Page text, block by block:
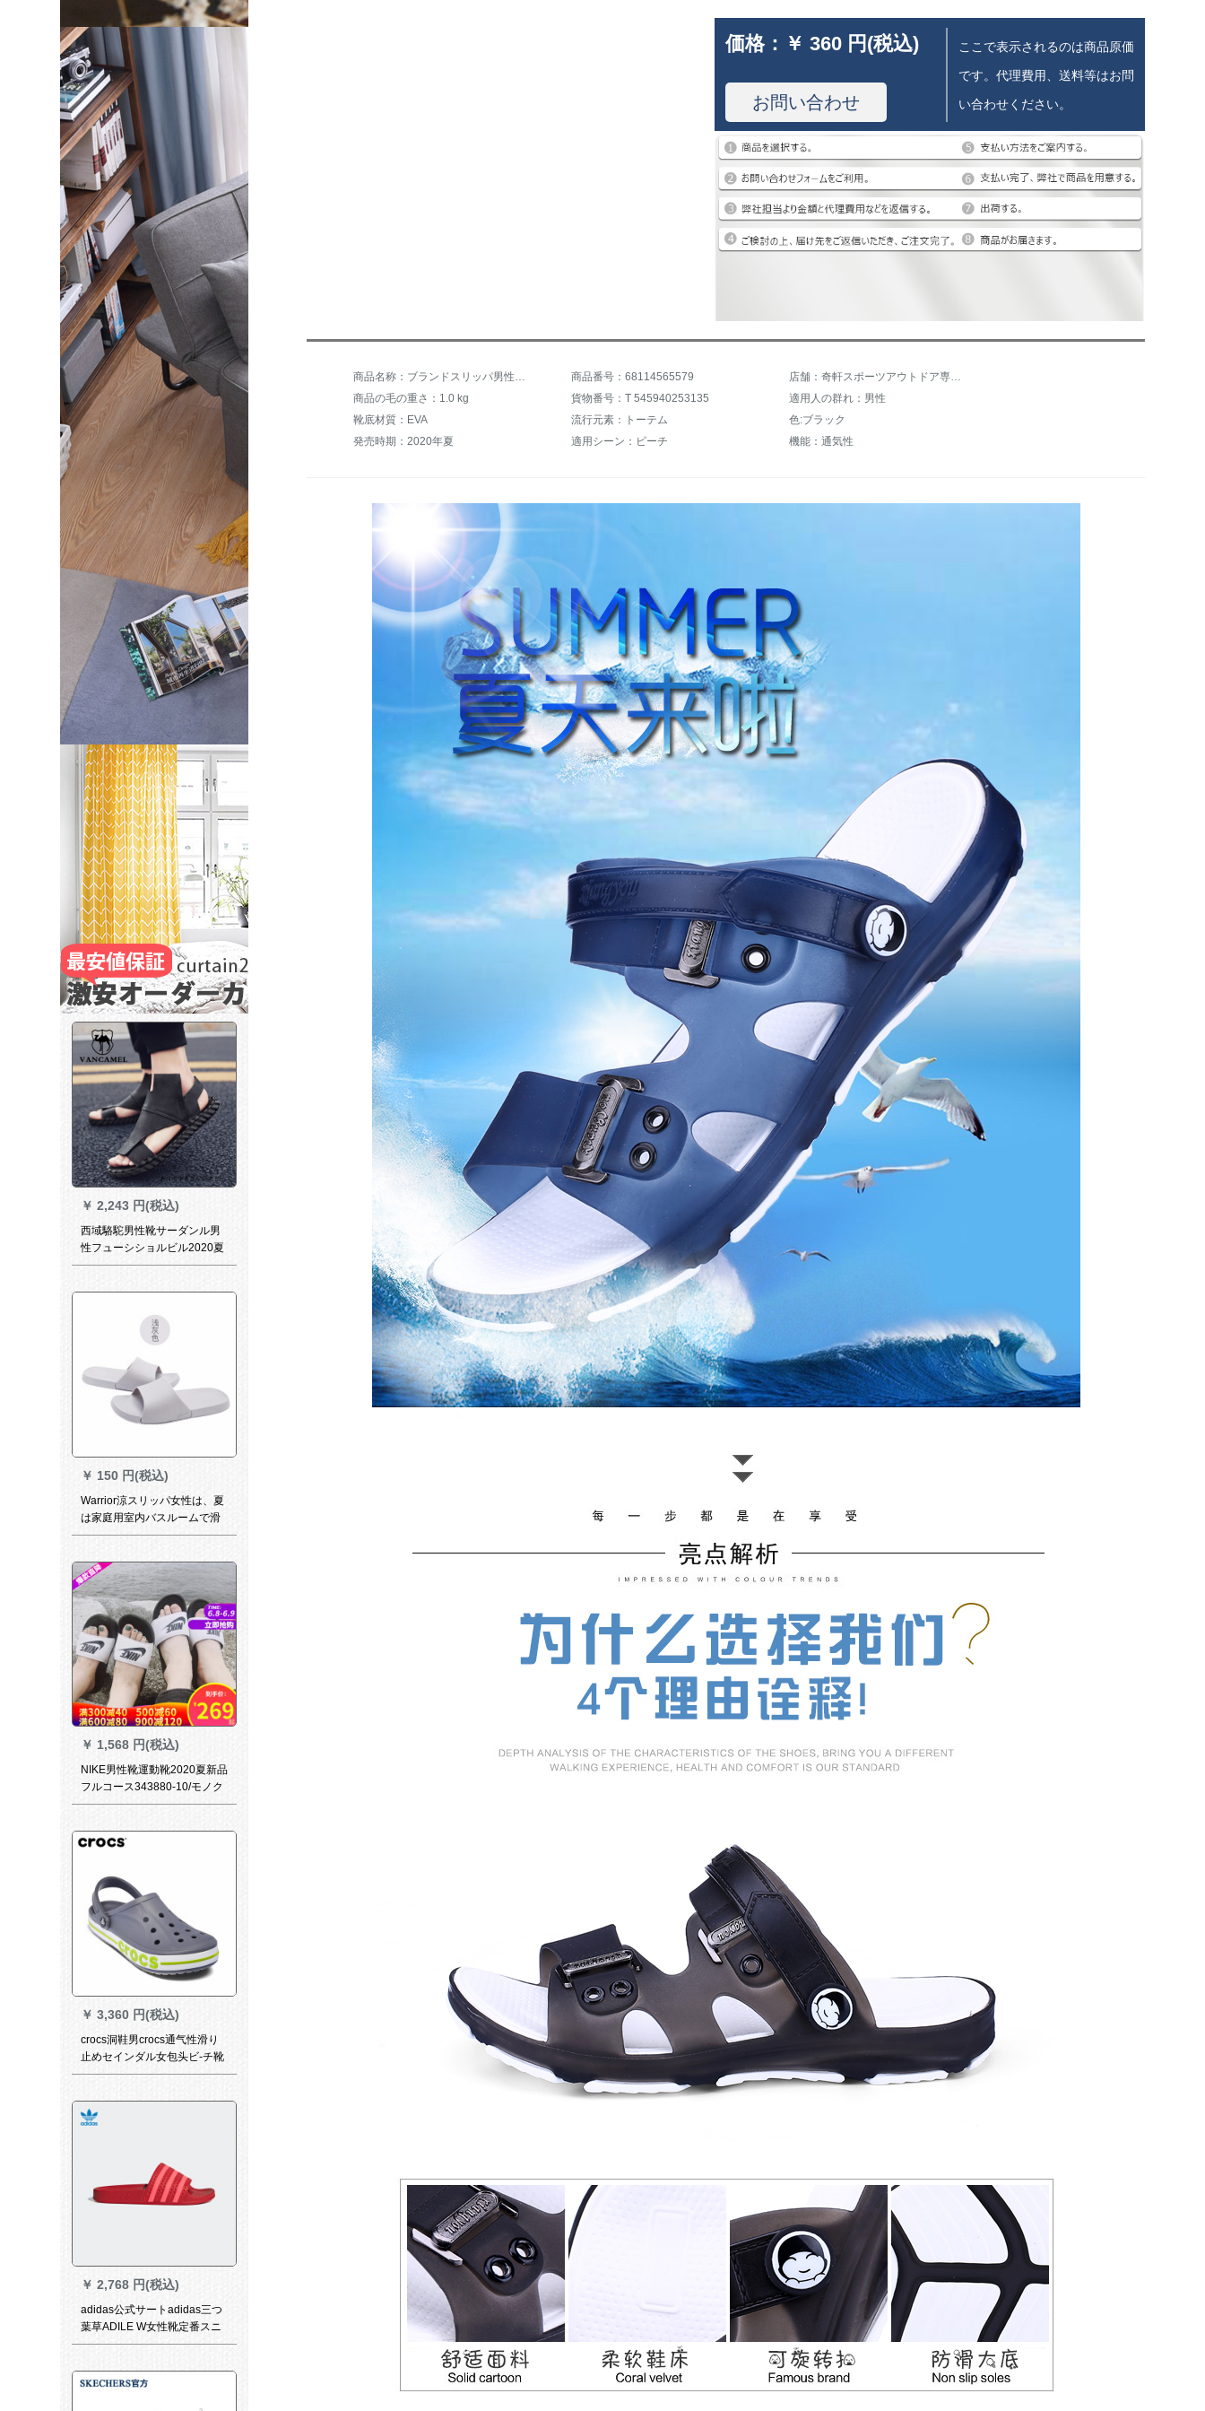
￥ 2,243 円(税込)
西域駱駝男性靴サーダンル男
性フューシショルビル2020夏
新作ファン柔らかの底の1字は
￥ 150 円(税込)
Warrior涼スリッパ女性は、夏
は家庭用室内バスルームで滑
り止められます。
￥ 1,568 円(税込)
NIKE男性靴運動靴2020夏新品
フルコース343880-10/モノク
ラ44/2800 mm
￥ 3,360 円(税込)
crocs洞鞋男crocs通气性滑り
止めセインダル女包头ビ-チ靴
の外に冷たいスライパを履く
10(260 mm)
￥ 2,768 円(税込)
adidas公式サートadidas三つ
葉草ADILE W女性靴定番スニ
カージュ6185 36.5
価格： ￥ 360 円(税込)
お問い合わせ
ここで表示されるのは商品原価
です。代理費用、送料等はお問
い合わせください。
商品名称：ブランドスリッパ男性サンダル男性夏場バスルーム内外ビーチ靴男性洞穴靴1本で滑り止め学生用スリッパ深藍＋青基準数字40 商品番号：68114565579
店舗：奇軒スポーツアウトドア専門店
商品の毛の重さ：1.0 kg
貨物番号：T 545940253135
適用人の群れ：男性
靴底材質：EVA
流行元素：トーテム
色:ブラック
発売時期：2020年夏
適用シーン：ビーチ 機能：通気性